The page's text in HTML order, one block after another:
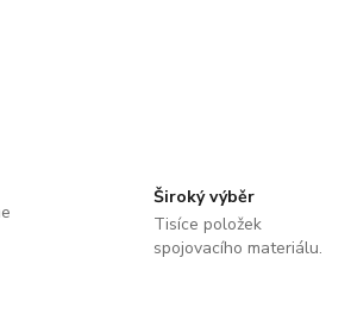
Široký výběr
Tisíce položek
spojovacího materiálu.